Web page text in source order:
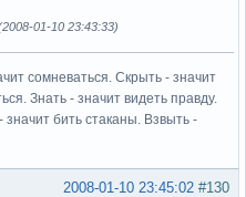
01-10 23:43:33)
сомневаться. Скрыть - значит
Знать - значит видеть правду.
значит бить стаканы. Взвыть -
#130
2008-01-10 23:45:02